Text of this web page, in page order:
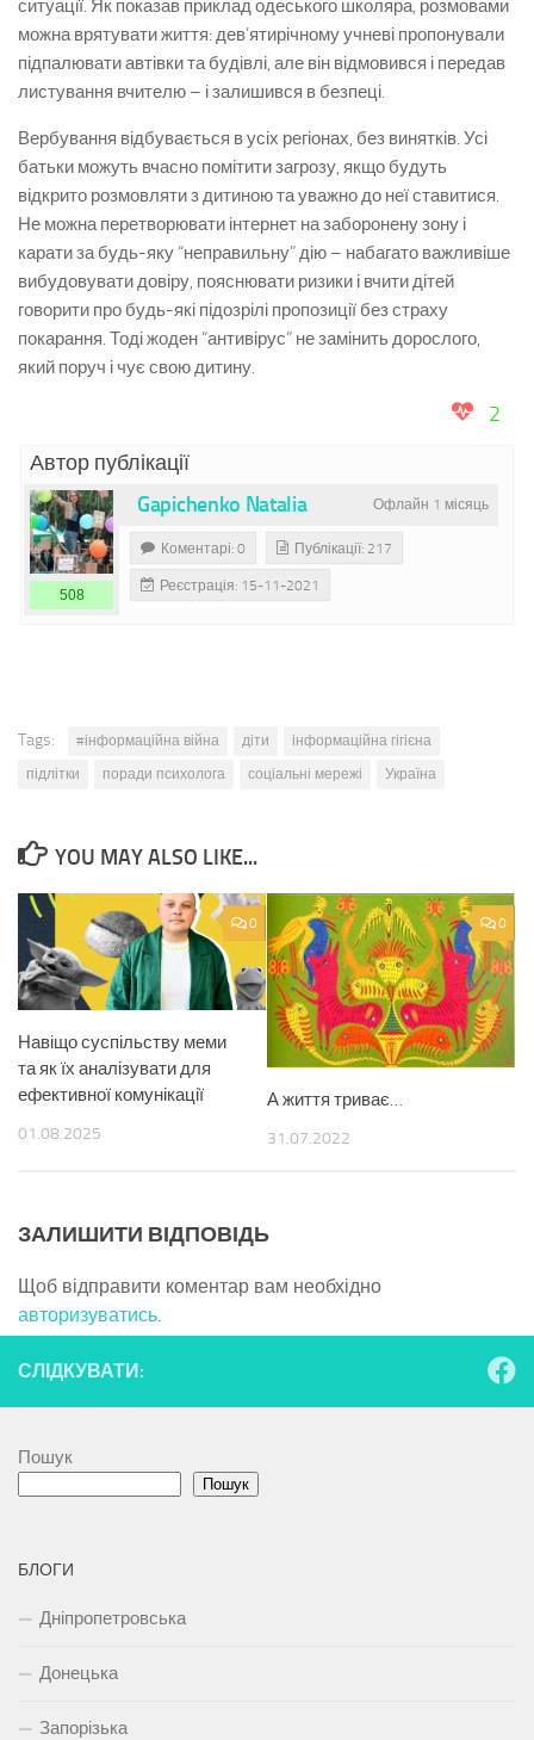
ситуації. Як показав приклад одеського школяра, розмовами
можна врятувати життя: дев’ятирічному учневі пропонували
підпалювати автівки та будівлі, але він відмовився і передав
листування вчителю – і залишився в безпеці.
Вербування відбувається в усіх регіонах, без винятків. Усі
батьки можуть вчасно помітити загрозу, якщо будуть
відкрито розмовляти з дитиною та уважно до неї ставитися.
Не можна перетворювати інтернет на заборонену зону і
карати за будь-яку “неправильну” дію – набагато важливіше
вибудовувати довіру, пояснювати ризики і вчити дітей
говорити про будь-які підозрілі пропозиції без страху
покарання. Тоді жоден “антивірус” не замінить дорослого,
який поруч і чує свою дитину.
2
Автор публікації
Офлайн 1 місяць
Gapichenko Natalia
508
Коментарі: 0 Публікації: 217
Реєстрація: 15-11-2021
Tags: #інформаційна війна діти
інформаційна гігієна
підлітки
поради психолога соціальні мережі Україна
YOU MAY ALSO LIKE...
0
Навіщо суспільству меми
та як їх аналізувати для
ефективної комунікації
01.08.2025
0
А життя триває…
31.07.2022
ЗАЛИШИТИ ВІДПОВІДЬ
Щоб відправити коментар вам необхідно
авторизуватись
СЛІДКУВАТИ:
Пошук
Пошук
БЛОГИ
Дніпропетровська
Донецька
Запорізька